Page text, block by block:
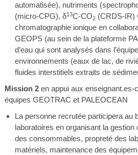
automatisée), nutriments
(micro-CPG), δ13C-CO2(CRDS-IR)
chromatographie ionique en
GEOPS (au sein de la plateforme
d’eau qui sont analysés dans
environnements (eaux de lac, de
fluides interstitiels extraits de
Mission 2 en appui aux enseignant.es-
équipes GEOTRAC et PALEOCEAN
La personne recrutée participera au
laboratoires en organisant la
des consommables, propreté des
matériels, maintenance des